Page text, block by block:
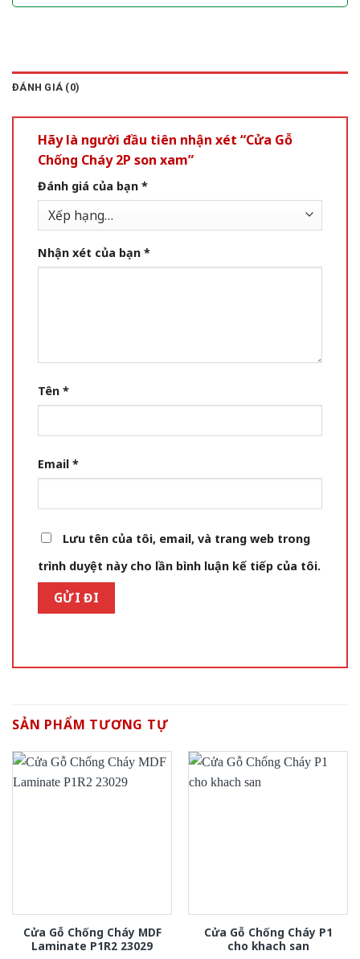
ĐÁNH GIÁ (0)
Hãy là người đầu tiên nhận xét “Cửa Gỗ
Chống Cháy 2P son xam”
Đánh giá của bạn *
Nhận xét của bạn *
Tên *
Email *
Lưu tên của tôi, email, và trang web trong
trình duyệt này cho lần bình luận kế tiếp của tôi.
SẢN PHẨM TƯƠNG TỰ
Cửa Gỗ Chống Cháy MDF
Laminate P1R2 23029
Cửa Gỗ Chống Cháy P1
cho khach san